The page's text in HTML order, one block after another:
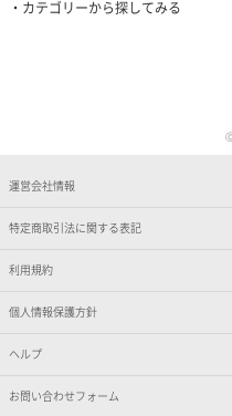
カテゴリーから探してみる
運営会社情報
特定商取引法に関する表記
利用規約
個人情報保護方針
ヘルプ
お問い合わせフォーム